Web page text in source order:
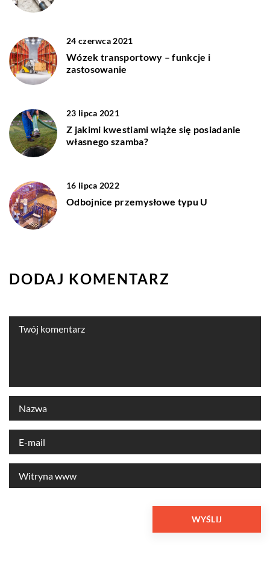
24 czerwca 2021
Wózek transportowy – funkcje i
zastosowanie
23 lipca 2021
Z jakimi kwestiami wiąże się posiadanie
własnego szamba?
16 lipca 2022
Odbojnice przemysłowe typu U
DODAJ KOMENTARZ